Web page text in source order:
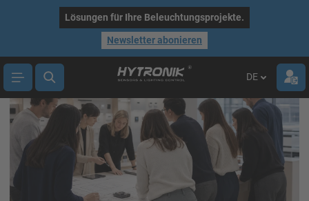
Lösungen für Ihre Beleuchtungsprojekte.
Newsletter abonieren
DE